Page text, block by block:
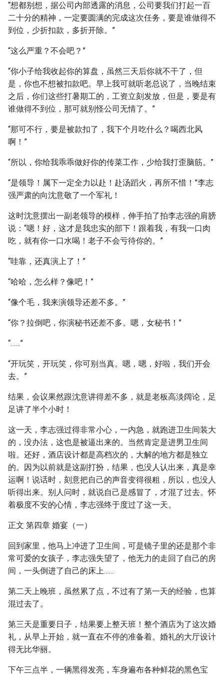
“想都别想，据公司内部透露的消息，公司要我们打起一百
二十分的精神，一定要圆满的完成这次任务，要是谁做得不
到位，少折扣款，多折开除。”
“这么严重？不会吧？”
“你小子给我收起你的算盘，虽然三天后你就不干了，但
是，你也不想被扣款吧。早上我可就听老总说了，当晚结束
之后，你们这些打暑期工的，工资立刻发放，但是，要是有
谁做得不到位，那可就别怪公司无情了。”
“那可不行，要是被款扣了，我下个月吃什么？喝西北风
啊！”
“所以，你给我乖乖做好你的传菜工作，少给我打歪脑筋。”
“是领导！属下一定全力以赴！赴汤蹈火，再所不惜！”李志
强严肃的向沈意敬了一个军礼！
这时沈意摆出一副老领导的模样，伸手拍了拍李志强的肩膀
说：“嗯！好，这才是我忠实的部下！跟着我，有我一口肉
吃，就有你一口水喝！老子不会亏待你的。”
“哇靠，还真演上了！”
“哈哈，怎么样？像吧！”
“像个毛，我来演领导还差不多。”
“你？拉倒吧，你演秘书还差不多。嗯，女秘书！”
“……”
“开玩笑，开玩笑，你可别当真。嗯，嗯，好啦，我们开会
去。”
结果，会议果然跟沈意讲得差不多，就是老板高淡阔论，足
足讲了半个小时！
这一天，李志强过得非常小心，一内急，就跑进卫生间装大
的，没办法，这也是被逼出来的。当然肯定是进男卫生间
啦。还好，酒店设计都是高档次的，大解的地方都是独立
的。因为以前就是这副打扮，结果，也没人认出来，真是幸
运啊！说话时，刻意把自己的声音变得很粗，所以，也没人
听得出来。别人问时，就说自己是感冒了，才混了过去。怀
着极度不安的心情，李志强终于度过了这一天。
正文 第四章 婚宴（一）
回到家里，他马上冲进了卫生间，可是镜子里的还是那个非
常可爱的女孩子，李志强失望了，他无力的走回了自己的房
间，一头倒进了自己的床上……
第二天上晚班，虽然累了点，不过有了第一天的经验，也算
混过去了。
第三天是重要日子，结果要上整天班！整个酒店为了这次婚
礼，从早上开始，就一直在不停的准备着。婚礼的大厅设计
得无比华丽。
下午三点半，一辆黑得发亮，车身遍布各种鲜花的黑色宝